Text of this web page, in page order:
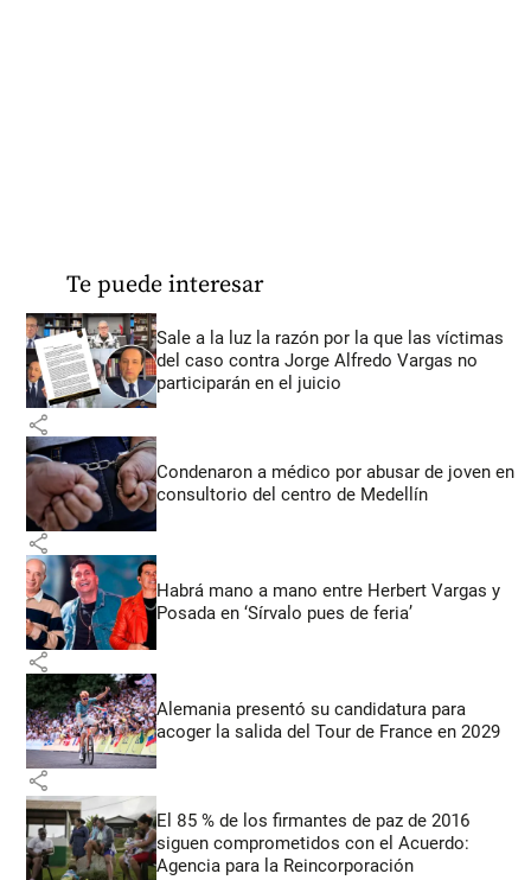
Te puede interesar
Sale a la luz la razón por la que las víctimas
del caso contra Jorge Alfredo Vargas no
participarán en el juicio
share
Condenaron a médico por abusar de joven en
consultorio del centro de Medellín
share
Habrá mano a mano entre Herbert Vargas y
Posada en ‘Sírvalo pues de feria’
share
Alemania presentó su candidatura para
acoger la salida del Tour de France en 2029
share
El 85 % de los firmantes de paz de 2016
siguen comprometidos con el Acuerdo:
Agencia para la Reincorporación